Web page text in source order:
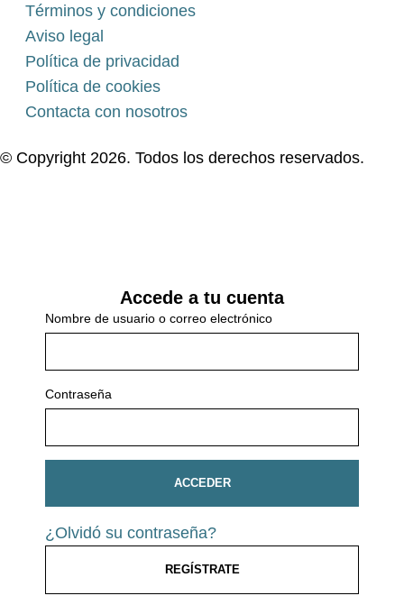
Términos y condiciones
Aviso legal
Política de privacidad
Política de cookies
Contacta con nosotros
© Copyright 2026. Todos los derechos reservados.
Accede a tu cuenta
Nombre de usuario o correo electrónico
Contraseña
ACCEDER
¿Olvidó su contraseña?
REGÍSTRATE